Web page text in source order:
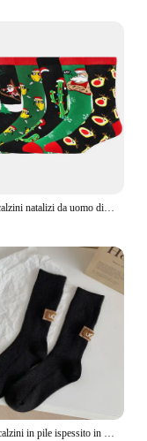
5 paia di calzini natalizi da uomo divertenti Natale Babbo Natale albero fiocco di neve alce neve cotone tubo medio felice calzino da uomo capodanno Sokken
1 paio di calzini in pile ispessito in velluto caldo solido autunno inverno con logo ricamato calzini a metà polpaccio calzini casual in cotone per stivali da neve